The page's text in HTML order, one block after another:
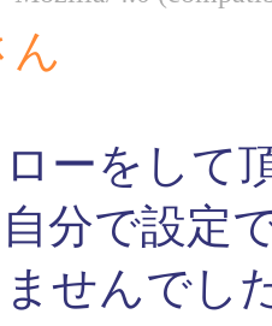
ん
ーをして
分で設定
せんでし